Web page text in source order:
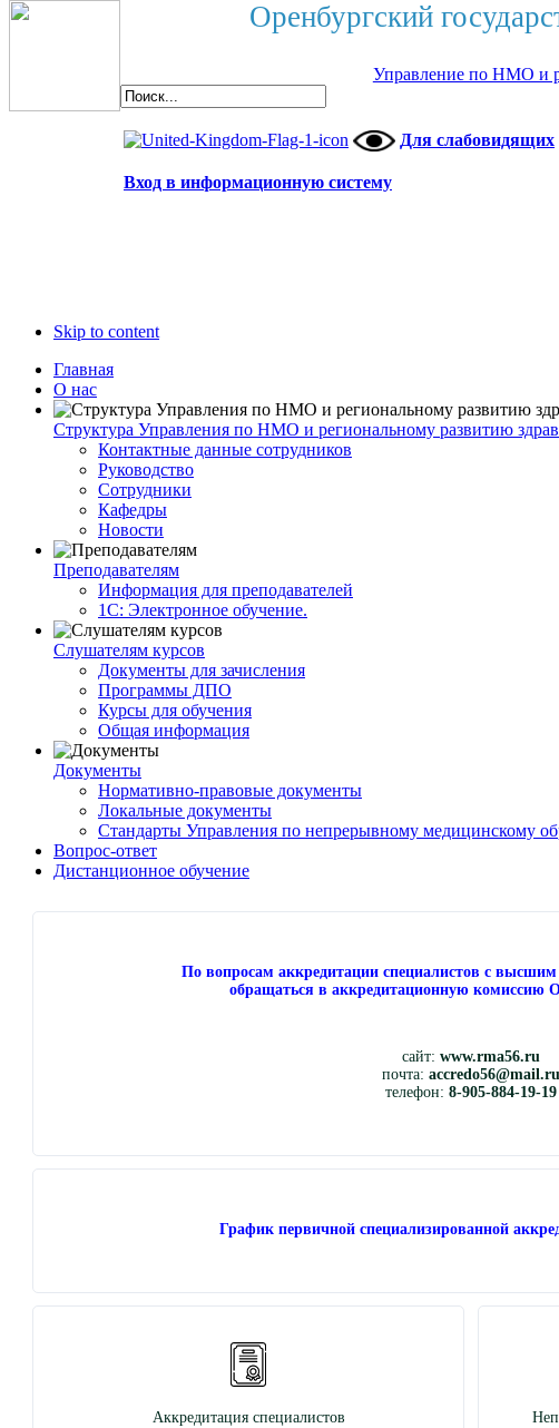
Оренбургский
Управление по НМО и
Для слабовидящих
Вход в информационную систему
Skip to content
Главная
О нас
Структура Управления по НМО и региональному развитию
Контактные данные сотрудников
Руководство
Сотрудники
Кафедры
Новости
Преподавателям
Информация для преподавателей
1С: Электронное обучение.
Слушателям курсов
Документы для зачисления
Программы ДПО
Курсы для обучения
Общая информация
Документы
Нормативно-правовые документы
Локальные документы
Стандарты Управления по непрерывному медицинскому
Вопрос-ответ
Дистанционное обучение
По вопросам аккредитации специалистов с
обращаться в аккредитационную комиссию
сайт:www.rma56.ru
почта:accredo56@mail.ru
телефон:8-905-884-19-19
График первичной специализированной
Аккредитация специалистов